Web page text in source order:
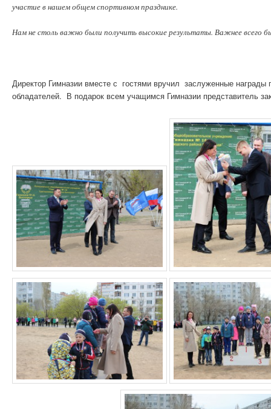
участие в нашем общем спортивном празднике.
Нам не столь важно были получить высокие результаты. Важнее всего
Директор Гимназии вместе с гостями вручил заслуженные
обладателей. В подарок всем учащимся Гимназии представитель